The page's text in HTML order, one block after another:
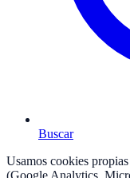
Buscar
Usamos cookies